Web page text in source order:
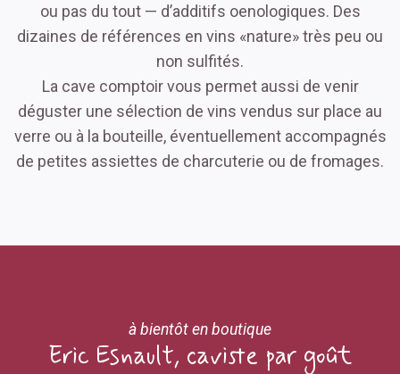
ou pas du tout — d’additifs oeno­lo­giques. Des
dizaines de références en vins «nature» très peu ou
non sulfités.
La cave comptoir vous permet aussi de venir
déguster une sélection de vins vendus sur place au
verre ou à la bouteille, éventuellement accompagnés
de petites assiettes de charcuterie ou de fromages.
à bientôt en boutique
Eric Esnault, caviste par goût